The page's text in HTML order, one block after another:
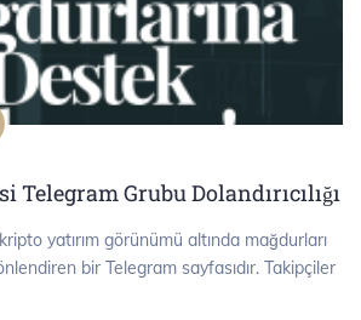
Telegram Grubu Dolandırıcılığı
yatırım görünümü altında mağdurları
bir Telegram sayfasıdır. Takipçiler